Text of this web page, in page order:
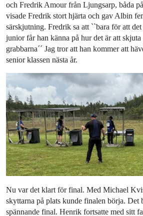
och Fredrik Amour från Ljungsarp, båda
visade Fredrik stort hjärta och gav Albin
särskjutning. Fredrik sa att ``bara för att
junior får han känna på hur det är att
grabbarna´´ Jag tror att han kommer att
senior klassen nästa år.
Nu var det klart för final. Med Michael
skyttarna på plats kunde finalen börja. Det
spännande final. Henrik fortsatte med sitt